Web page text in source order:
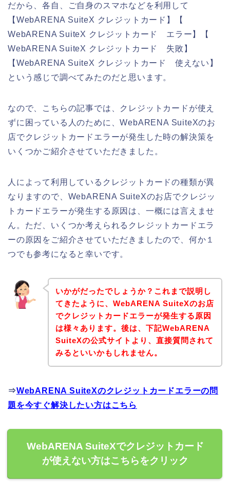
だから、各自、ご自身のスマホなどを利用して
【WebARENA SuiteX クレジットカード】【
WebARENA SuiteX クレジットカード エラー】【
WebARENA SuiteX クレジットカード 失敗】
【WebARENA SuiteX クレジットカード 使えない】
という感じで調べてみたのだと思います。
なので、こちらの記事では、クレジットカードが使え
ずに困っている人のために、WebARENA SuiteXのお
店でクレジットカードエラーが発生した時の解決策を
いくつかご紹介させていただきました。
人によって利用しているクレジットカードの種類が異
なりますので、WebARENA SuiteXのお店でクレジッ
トカードエラーが発生する原因は、一概には言えませ
ん。ただ、いくつか考えられるクレジットカードエラ
ーの原因をご紹介させていただきましたので、何か１
つでも参考になると幸いです。
いかがだったでしょうか？これまで説明し
てきたように、WebARENA SuiteXのお店
でクレジットカードエラーが発生する原因
は様々あります。後は、下記WebARENA
SuiteXの公式サイトより、直接質問されて
みるといいかもしれません。
⇒WebARENA SuiteXのクレジットカードエラーの問
題を今すぐ解決したい方はこちら
WebARENA SuiteXでクレジットカード
が使えない方はこちらをクリック